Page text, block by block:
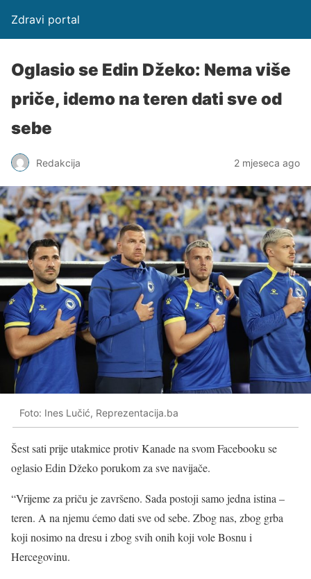
Zdravi portal
Oglasio se Edin Džeko: Nema više
priče, idemo na teren dati sve od
sebe
Redakcija 2 mjeseca ago
Foto: Ines Lučić, Reprezentacija.ba
Šest sati prije utakmice protiv Kanade na svom Facebooku se
oglasio Edin Džeko porukom za sve navijače.
“Vrijeme za priču je završeno. Sada postoji samo jedna istina –
teren. A na njemu ćemo dati sve od sebe. Zbog nas, zbog grba
koji nosimo na dresu i zbog svih onih koji vole Bosnu i
Hercegovinu.